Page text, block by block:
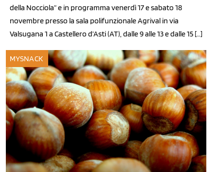
della Nocciola” e in programma venerdì 17 e sabato 18
novembre presso la sala polifunzionale Agrival in via
Valsugana 1 a Castellero d’Asti (AT), dalle 9 alle 13 e dalle 15 […]
MYSNACK